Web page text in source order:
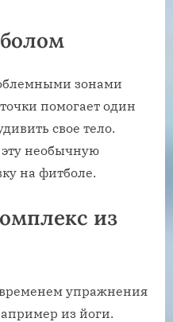
зонами
помогает один
свое тело.
необычную
на фитболе.
из
упражнения
из йоги.